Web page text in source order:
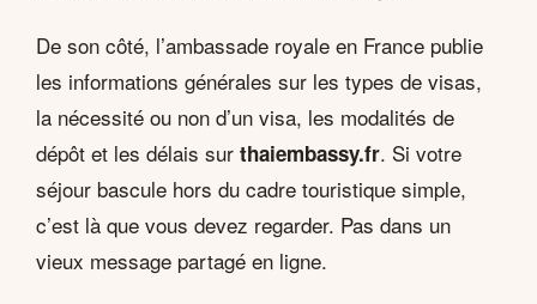
De son côté, l’ambassade royale en France publie
les informations générales sur les types de visas,
la nécessité ou non d’un visa, les modalités de
dépôt et les délais sur thaiembassy.fr. Si votre
séjour bascule hors du cadre touristique simple,
c’est là que vous devez regarder. Pas dans un
vieux message partagé en ligne.